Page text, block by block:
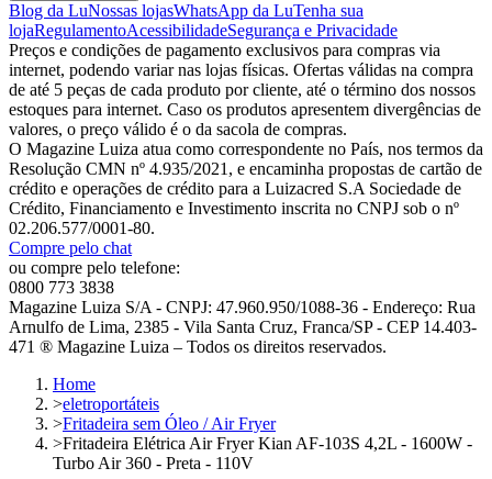
Blog da LuNossas lojasWhatsApp da LuTenha sua
lojaRegulamentoAcessibilidadeSegurança e Privacidade
Preços e condições de pagamento exclusivos para compras via
internet, podendo variar nas lojas físicas. Ofertas válidas na compra
de até 5 peças de cada produto por cliente, até o término dos nossos
estoques para internet. Caso os produtos apresentem divergências de
valores, o preço válido é o da sacola de compras.
O Magazine Luiza atua como correspondente no País, nos termos da
Resolução CMN nº 4.935/2021, e encaminha propostas de cartão de
crédito e operações de crédito para a Luizacred S.A Sociedade de
Crédito, Financiamento e Investimento inscrita no CNPJ sob o nº
02.206.577/0001-80.
Compre pelo chat
ou compre pelo telefone:
0800 773 3838
Magazine Luiza S/A - CNPJ: 47.960.950/1088-36 - Endereço: Rua
Arnulfo de Lima, 2385 - Vila Santa Cruz, Franca/SP - CEP 14.403-
471 ® Magazine Luiza – Todos os direitos reservados.
Home
>eletroportáteis
>Fritadeira sem Óleo / Air Fryer
>Fritadeira Elétrica Air Fryer Kian AF-103S 4,2L - 1600W -
Turbo Air 360 - Preta - 110V